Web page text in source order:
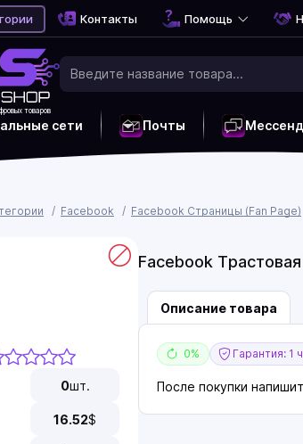
Контакты Помощь
товаров
сети Почты
Facebook Facebook Страницы (Fan Page)
0шт.
16.52$
Facebook
Описание товара
0% Гарантия: 1
После покупки